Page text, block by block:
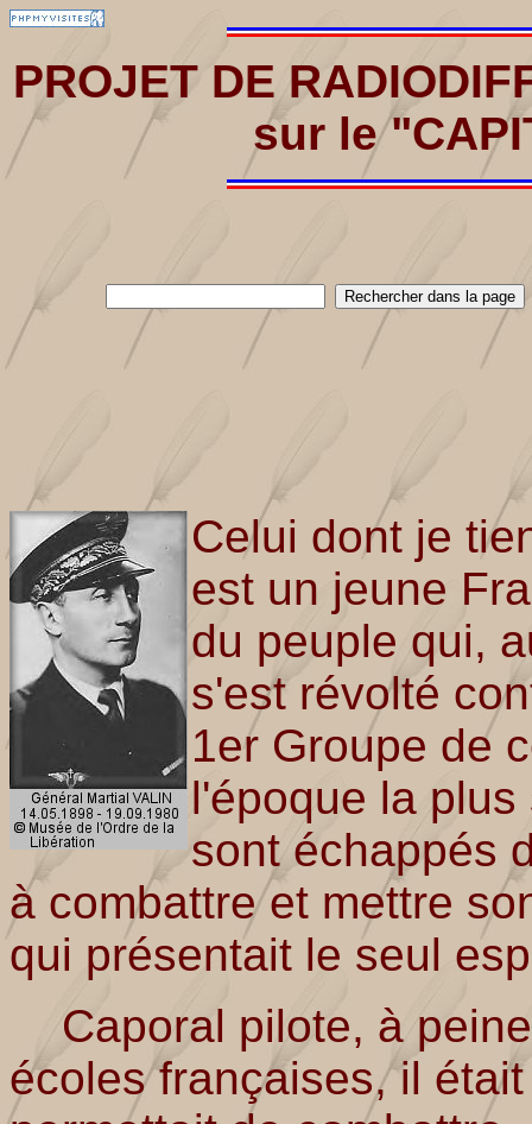
PROJET DE
sur le
Celui dont je
est un jeune
du peuple qui,
s'est révolté
1er Groupe de
l'époque la
sont échappés
à combattre et mettre
qui présentait le seul
Caporal pilote, à
écoles françaises, il